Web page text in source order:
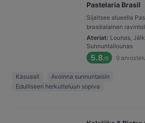
Pastelaria Brasil
Sijaitsee alueella
brasilialainen
Ateriat: Lounas,
Sunnuntailounas
5.8/6 9
Kasuaali
Avoinna sunnuntaisin
Edulliseen herkutteluun sopiva